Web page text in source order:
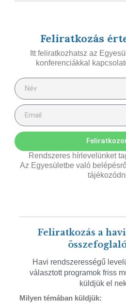
Feliratkozás
Itt feliratkozhatsz az
konferenciákkal
Rendszeres hírlevelünket
Az Egyesületbe való
Feliratkozás a
Havi rendszerességű
választott programok friss
küldjük el
Milyen témában küldjük: